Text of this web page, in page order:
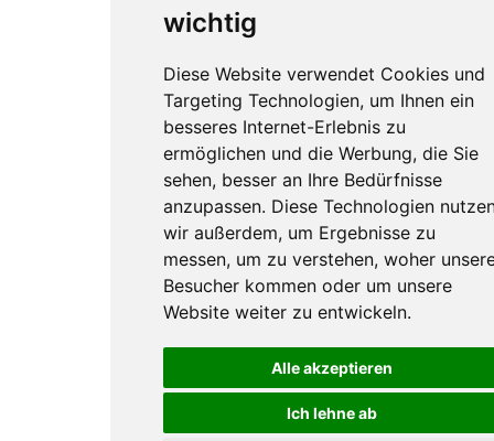
wichtig
Diese Website verwendet Cookies und
Targeting Technologien, um Ihnen ein
besseres Internet-Erlebnis zu
ermöglichen und die Werbung, die Sie
sehen, besser an Ihre Bedürfnisse
anzupassen. Diese Technologien
wir außerdem, um Ergebnisse zu
messen, um zu verstehen, woher
Besucher kommen oder um unsere
Website weiter zu entwickeln.
Alle akzeptieren
Ich lehne ab